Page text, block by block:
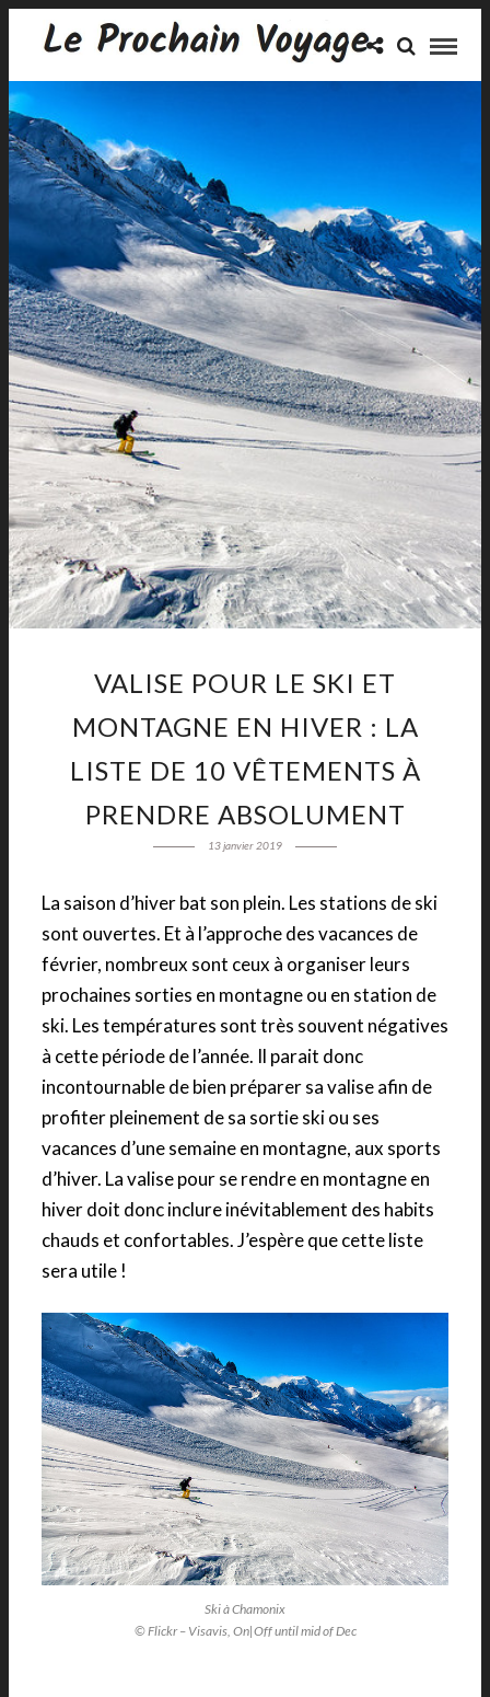
VALISE POUR LE SKI ET
MONTAGNE EN HIVER : LA
LISTE DE 10 VÊTEMENTS À
PRENDRE ABSOLUMENT
13 janvier 2019
La saison d’hiver bat son plein. Les stations de ski
sont ouvertes. Et à l’approche des vacances de
février, nombreux sont ceux à organiser leurs
prochaines sorties en montagne ou en station de
ski. Les températures sont très souvent négatives
à cette période de l’année. Il parait donc
incontournable de bien préparer sa valise afin de
profiter pleinement de sa sortie ski ou ses
vacances d’une semaine en montagne, aux sports
d’hiver. La valise pour se rendre en montagne en
hiver doit donc inclure inévitablement des habits
chauds et confortables. J’espère que cette liste
sera utile !
Ski à Chamonix
© Flickr – Visavis, On|Off until mid of Dec